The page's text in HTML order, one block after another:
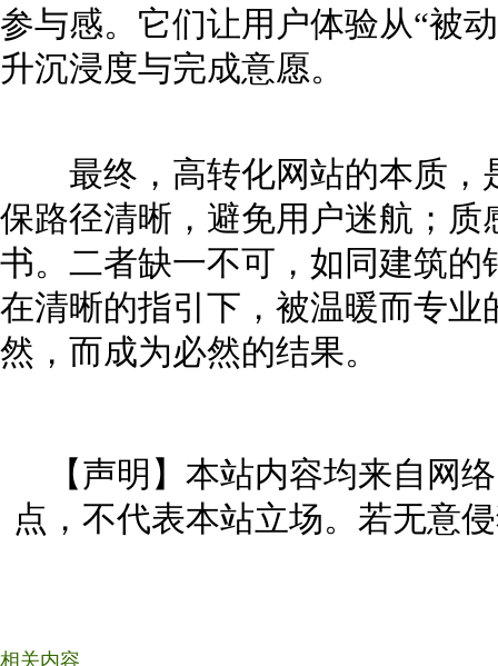
参与感。它们让用户体验从“被
升沉浸度与完成意愿。
最终，高转化网站的本质，
保路径清晰，避免用户迷航；
书。二者缺一不可，如同建筑
在清晰的指引下，被温暖而专
然，而成为必然的结果。
【声明】本站内容均来自网
点，不代表本站立场。若无意
相关内容